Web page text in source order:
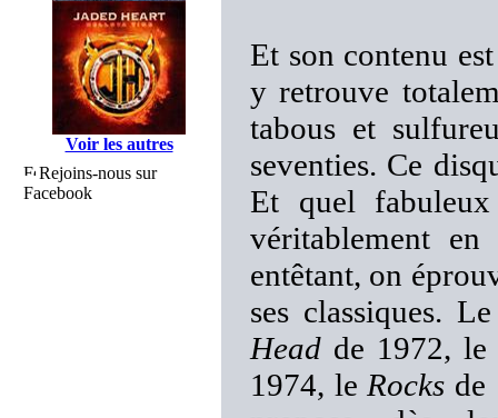
Voir les autres
Rejoins-nous sur
Facebook
Et son contenu
y retrouve
tabous et
seventies. Ce
Et quel fabuleux
véritablement
entêtant, on
ses classiques.
Head de 1972, le
1974, le Rocks de